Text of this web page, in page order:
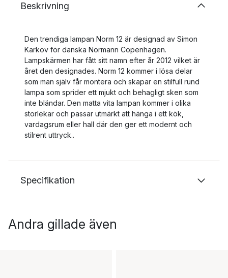
Beskrivning
Den trendiga lampan Norm 12 är designad av Simon
Karkov för danska Normann Copenhagen.
Lampskärmen har fått sitt namn efter år 2012 vilket är
året den designades. Norm 12 kommer i lösa delar
som man själv får montera och skapar en stilfull rund
lampa som sprider ett mjukt och behagligt sken som
inte bländar. Den matta vita lampan kommer i olika
storlekar och passar utmärkt att hänga i ett kök,
vardagsrum eller hall där den ger ett modernt och
stilrent uttryck..
Specifikation
Andra gillade även